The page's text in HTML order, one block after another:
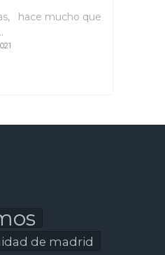
hace mucho que
de madrid